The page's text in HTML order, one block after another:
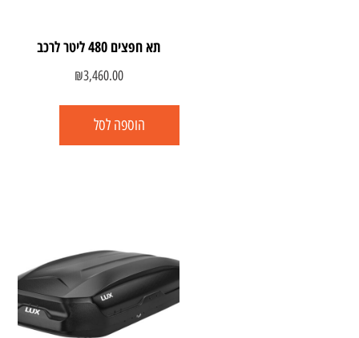
תא חפצים 480 ליטר לרכב
₪3,460.00
הוספה לסל